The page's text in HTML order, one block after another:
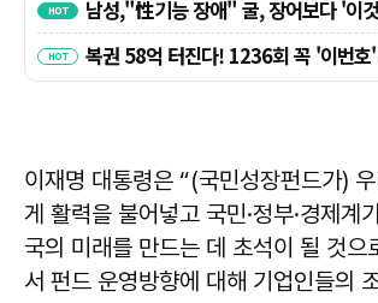
이재명 대통령은 “(국민성장펀드가)
게 활력을 불어넣고 국민·정부·경제계
국의 미래를 만드는 데 초석이 될 것으
서 펀드 운영방향에 대해 기업인들의